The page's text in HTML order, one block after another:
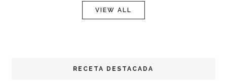
VIEW ALL
RECETA DESTACADA